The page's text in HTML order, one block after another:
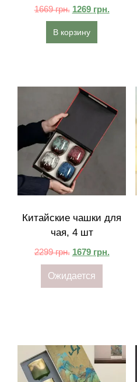
1669грн. 1269 грн.
В корзину
Китайские чашки для
чая, 4 шт
2299грн. 1679 грн.
Ожидается